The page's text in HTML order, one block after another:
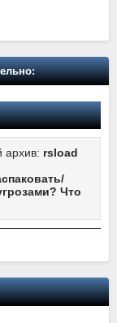
архив: rsload
Что